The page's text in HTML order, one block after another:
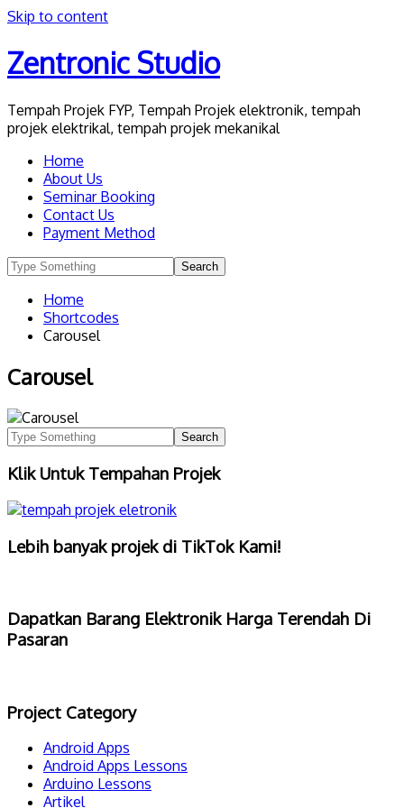
Skip to content
Zentronic Studio
Tempah Projek FYP, Tempah Projek elektronik, tempah
projek elektrikal, tempah projek mekanikal
Home
About Us
Seminar Booking
Contact Us
Payment Method
Home
Shortcodes
Carousel
Carousel
Klik Untuk Tempahan Projek
Lebih banyak projek di TikTok Kami!
Dapatkan Barang Elektronik Harga Terendah Di
Pasaran
Project Category
Android Apps
Android Apps Lessons
Arduino Lessons
Artikel